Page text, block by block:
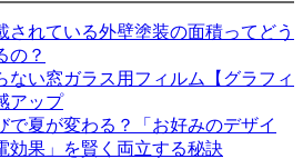
されている外壁塗装の面積ってどう
の？
ない窓ガラス用フィルム【グラフィ
アップ
で夏が変わる？「お好みのデザイ
効果」を賢く両立する秘訣